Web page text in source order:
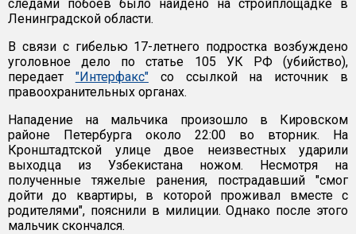
следами побоев было найдено на стройплощадке в
Ленинградской области.
В связи с гибелью 17-летнего подростка возбуждено
уголовное дело по статье 105 УК РФ (убийство),
передает "Интерфакс"со ссылкой на источник в
правоохранительных органах.
Нападение на мальчика произошло в Кировском
районе Петербурга около 22:00 во вторник. На
Кронштадтской улице двое неизвестных ударили
выходца из Узбекистана ножом. Несмотря на
полученные тяжелые ранения, пострадавший "смог
дойти до квартиры, в которой проживал вместе с
родителями", пояснили в милиции. Однако после этого
мальчик скончался.